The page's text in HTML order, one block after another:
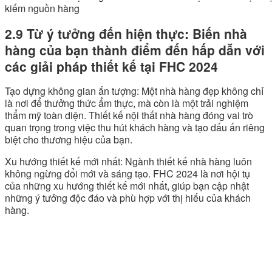
kiếm nguồn hàng
2.9 Từ ý tưởng đến hiện thực: Biến nhà
hàng của bạn thành điểm đến hấp dẫn với
các giải pháp thiết kế tại FHC 2024
Tạo dựng không gian ấn tượng: Một nhà hàng đẹp không chỉ
là nơi để thưởng thức ẩm thực, mà còn là một trải nghiệm
thẩm mỹ toàn diện. Thiết kế nội thất nhà hàng đóng vai trò
quan trọng trong việc thu hút khách hàng và tạo dấu ấn riêng
biệt cho thương hiệu của bạn.
Xu hướng thiết kế mới nhất: Ngành thiết kế nhà hàng luôn
không ngừng đổi mới và sáng tạo. FHC 2024 là nơi hội tụ
của những xu hướng thiết kế mới nhất, giúp bạn cập nhật
những ý tưởng độc đáo và phù hợp với thị hiếu của khách
hàng.